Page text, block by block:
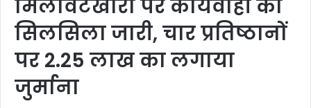
मिलावटखोरो पर कार्यवाही का
सिलसिला जारी, चार प्रतिष्ठानों
पर 2.25 लाख का लगाया
जुर्माना